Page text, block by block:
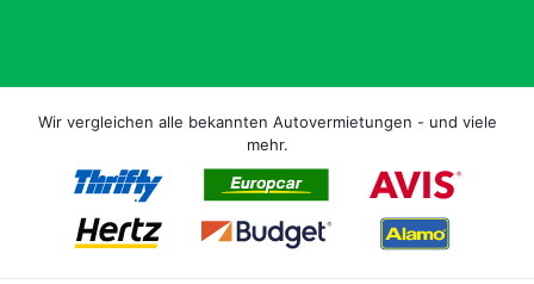
Wir vergleichen alle bekannten Autovermietungen - und viele
mehr.